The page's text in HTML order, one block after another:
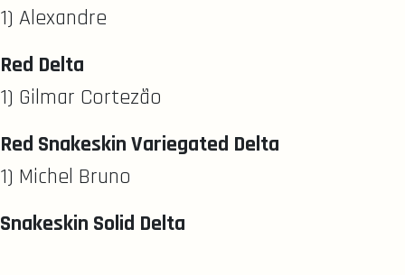
1) Alexandre
Red Delta
1) Gilmar Cortezão
Red Snakeskin Variegated Delta
1) Michel Bruno
Snakeskin Solid Delta